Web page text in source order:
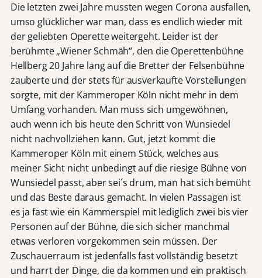
Die letzten zwei Jahre mussten wegen Corona ausfallen,
umso glücklicher war man, dass es endlich wieder mit
der geliebten Operette weitergeht. Leider ist der
berühmte „Wiener Schmäh“, den die Operettenbühne
Hellberg 20 Jahre lang auf die Bretter der Felsenbühne
zauberte und der stets für ausverkaufte Vorstellungen
sorgte, mit der Kammeroper Köln nicht mehr in dem
Umfang vorhanden. Man muss sich umgewöhnen,
auch wenn ich bis heute den Schritt von Wunsiedel
nicht nachvollziehen kann. Gut, jetzt kommt die
Kammeroper Köln mit einem Stück, welches aus
meiner Sicht nicht unbedingt auf die riesige Bühne von
Wunsiedel passt, aber sei´s drum, man hat sich bemüht
und das Beste daraus gemacht. In vielen Passagen ist
es ja fast wie ein Kammerspiel mit lediglich zwei bis vier
Personen auf der Bühne, die sich sicher manchmal
etwas verloren vorgekommen sein müssen. Der
Zuschauerraum ist jedenfalls fast vollständig besetzt
und harrt der Dinge, die da kommen und ein praktisch